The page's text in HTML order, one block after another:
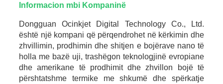
Informacion mbi Kompaninë
Dongguan Ocinkjet Digital Technology Co., Ltd.
është një kompani që përqendrohet në kërkimin dhe
zhvillimin, prodhimin dhe shitjen e bojërave nano të
holla me bazë uji, trashëgon teknologjinë evropiane
dhe amerikane të prodhimit dhe zhvillon bojë të
përshtatshme termike me shkumë dhe spërkatje